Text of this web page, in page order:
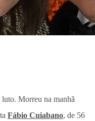
luto. Morreu na manhã
Fábio Cuiabano, de 56